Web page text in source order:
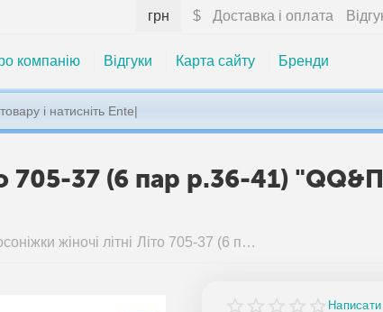
Доставка і оплата
грн $
компанію Відгуки Карта сайту Бренди
705-37 (6 пар р.36-41)
Босоніжки жіночі літні Літо 705-37 (6 пар р.36-41) "QQ&Панда" недорого оптом від прямого постачальника
Написати